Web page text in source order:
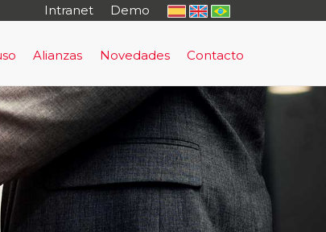
Intranet Demo
Prevención y Evacuación Temprana
Alianzas Novedades Contacto